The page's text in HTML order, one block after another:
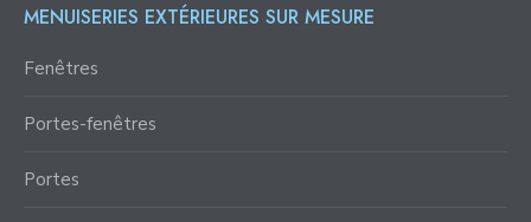
MENUISERIES EXTÉRIEURES SUR MESURE
Fenêtres
Portes-fenêtres
Portes